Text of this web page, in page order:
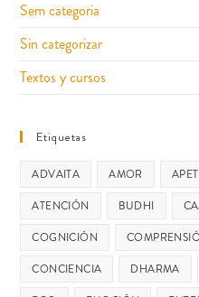
Sem categoria
Sin categorizar
Textos y cursos
Etiquetas
ADVAITA AMOR
ATENCIÓN
BUDHI
COGNICIÓN
CONCIENCIA
DHARMA